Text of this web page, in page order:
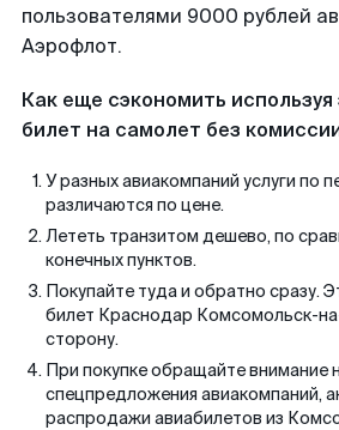
пользователями 9000 рублей
Аэрофлот.
Как еще сэкономить
билет на самолет без
У разных авиакомпаний услуги по
различаются по цене.
Лететь транзитом дешево, по
конечных пунктов.
Покупайте туда и обратно сразу.
билет Краснодар Комсомольск-
сторону.
При покупке обращайте внимание
спецпредложения авиакомпаний,
распродажи авиабилетов из